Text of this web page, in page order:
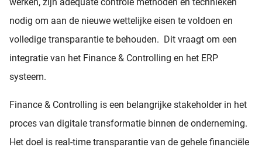
nodig om aan de nieuwe wettelijke eisen te voldoen en
volledige transparantie te behouden. Dit vraagt om een
integratie van het Finance & Controlling en het ERP
systeem.
Finance & Controlling is een belangrijke stakeholder in het
proces van digitale transformatie binnen de onderneming.
Het doel is real-time transparantie van de gehele financiële